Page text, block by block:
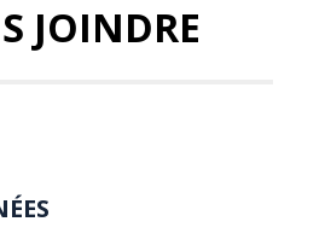
JOINDRE